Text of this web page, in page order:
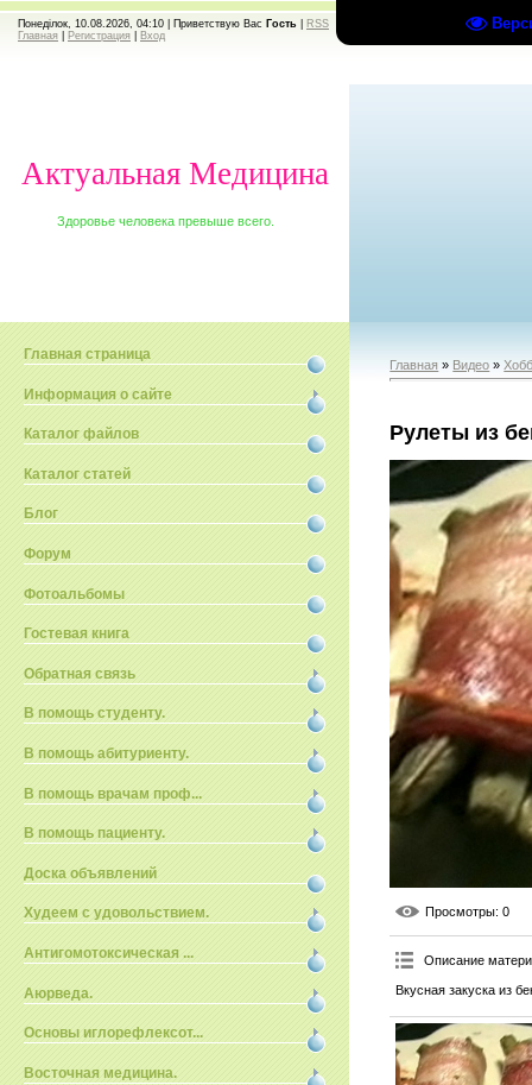
Понеділок, 10.08.2026, 04:10 | Приветствую Вас Гость
RSS
Главная
Регистрация Вход
Актуальная Медицина
Здоровье человека превыше всего.
Главная страница
Информация о сайте
Каталог файлов
Каталог статей
Блог
Форум
Фотоальбомы
Гостевая книга
Обратная связь
В помощь студенту.
В помощь абитуриенту.
В помощь врачам проф...
В помощь пациенту.
Доска объявлений
Худеем с удовольствием.
Антигомотоксическая ...
Аюрведа.
Основы иглорефлексот...
Восточная медицина.
Главная » Видео »
Рулеты из
Просмотры: 0
Описание
Вкусная закуска из